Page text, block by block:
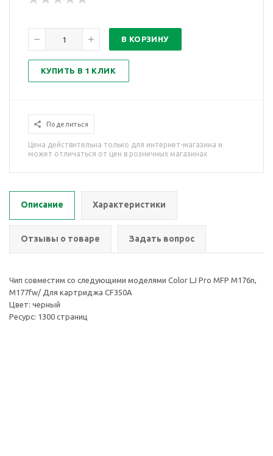
В КОРЗИНУ
КУПИТЬ В 1 КЛИК
Поделиться
Цена действительна только для интернет-магазина и
может отличаться от цен в розничных магазинах
Описание Характеристики
Отзывы о товаре Задать вопрос
Чип совместим со следующими моделями Color LJ Pro MFP M176n,
M177fw/ Для картриджа CF350A
Цвет: черный
Ресурс: 1300 страниц